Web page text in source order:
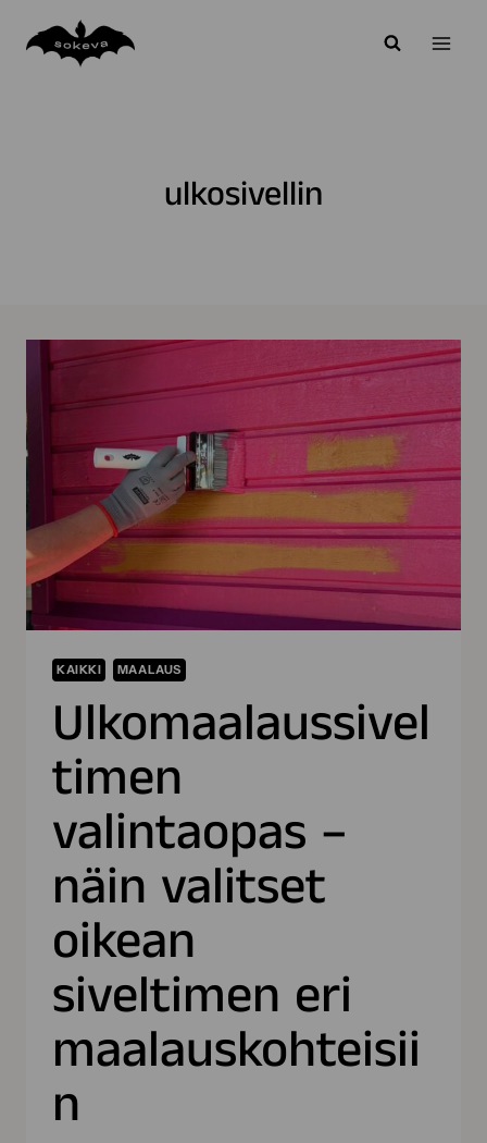
sisältöön
ulkosivellin
KAIKKI MAALAUS
Ulkomaalaussivel
timen
valintaopas –
näin valitset
oikean
siveltimen eri
maalauskohteisii
n